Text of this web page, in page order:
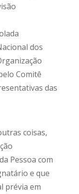
dos
Comitê
das
coisas,
Pessoa com
e que
prévia em